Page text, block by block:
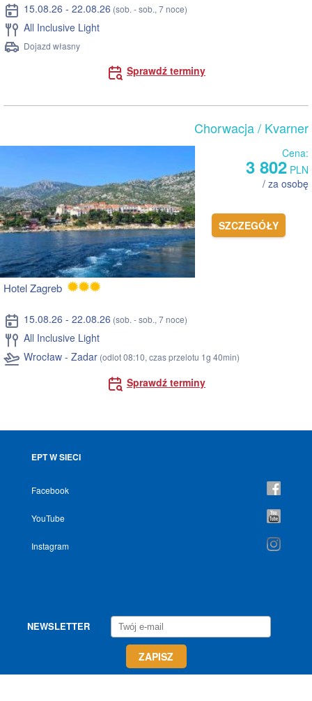
15.08.26 - 22.08.26 (sob. - sob., 7 noce)
All Inclusive Light
Dojazd własny
Sprawdź terminy
Chorwacja/ Kvarner
Cena:
3 802 PLN
/ za osobę
SZCZEGÓŁY
Hotel Zagreb
15.08.26 - 22.08.26 (sob. - sob., 7 noce)
All Inclusive Light
Wrocław - Zadar (odlot 08:10, czas przelotu 1g 40min)
Sprawdź terminy
EPT W SIECI
Facebook
YouTube
Instagram
NEWSLETTER